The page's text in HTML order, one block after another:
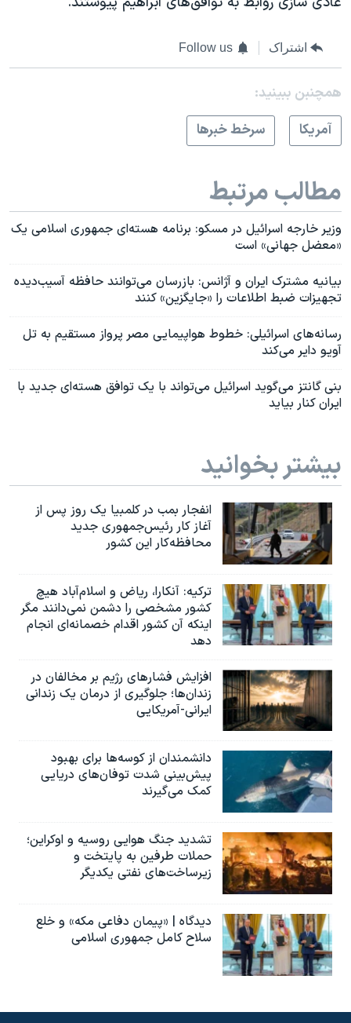
اشتراک Follow us
همچنبن ببینید:
آمريکا
سرخط خبرها
مطالب مرتبط
وزیر خارجه اسرائیل در مسکو: برنامه هسته‌ای جمهوری اسلامی یک
«معضل جهانی» است
بیانیه مشترک ایران و آژانس: بازرسان می‌توانند حافظه آسیب‌دیده
تجهیزات ضبط اطلاعات را «جایگزین» کنند
رسانه‌های اسرائیلی: خطوط هواپیمایی مصر پرواز مستقیم به تل
آویو دایر می‌کند
بنی گانتز می‌گوید اسرائيل می‌تواند با یک توافق هسته‌ای جدید با
ایران کنار بیاید
بیشتر بخوانید
انفجار بمب‌‌ در کلمبیا یک روز پس از
آغاز کار رئیس‌جمهوری جدید
محافظه‌کار این کشور
ترکیه: آنکارا، ریاض و اسلام‌آباد هیچ
کشور مشخصی را دشمن نمی‌دانند مگر
اینکه آن کشور اقدام خصمانه‌ای انجام
دهد
افزایش فشارهای رژیم بر مخالفان در
زندان‌ها؛ جلوگیری از درمان یک زندانی
ایرانی-آمریکایی
دانشمندان از کوسه‌ها برای بهبود
پیش‌بینی شدت توفان‌های دریایی
کمک می‌گیرند
تشدید جنگ هوایی روسیه و اوکراین؛
حملات طرفین به پایتخت‌ و
زیرساخت‌های نفتی یکدیگر
دیدگاه | «پیمان دفاعی مکه» و خلع
سلاح کامل جمهوری اسلامی